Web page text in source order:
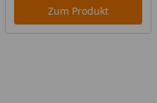
Zum Produkt